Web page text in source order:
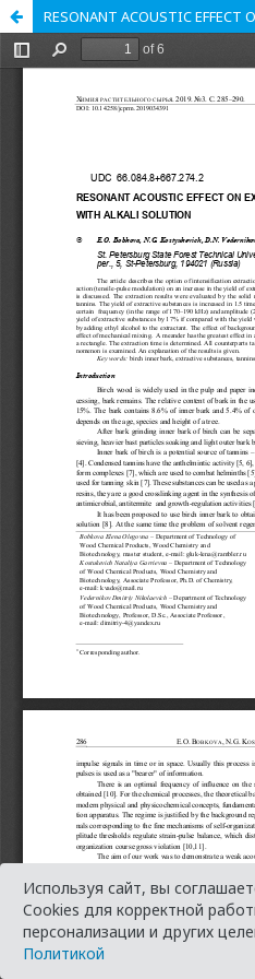
Используя сайт, вы
Cookies для корректной
персонализации и других
Политикой